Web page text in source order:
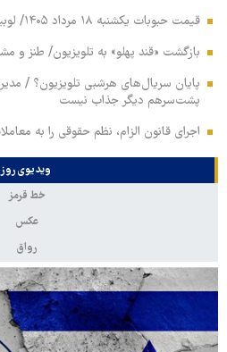
قیمت حبوبات یکشنبه ۱۸ مرداد ۱۴۰۵/ لوبیا قرمز قلمی ۳۵۵ هزار تومان شد
بازگشت «قند پهلو» به تلویزیون/ طنز و
پشت‌سرهم دیگر جذاب نیست
اجرای قانون الزام، نظم حقوقی را به
ویدیوی روز
خط قرمز
عکس
رواق